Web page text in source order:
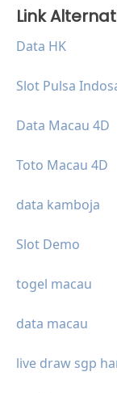
Link
Data HK
Slot Pulsa
Data Macau 4D
Toto Macau 4D
data kamboja
Slot Demo
togel macau
data macau
live draw sgp